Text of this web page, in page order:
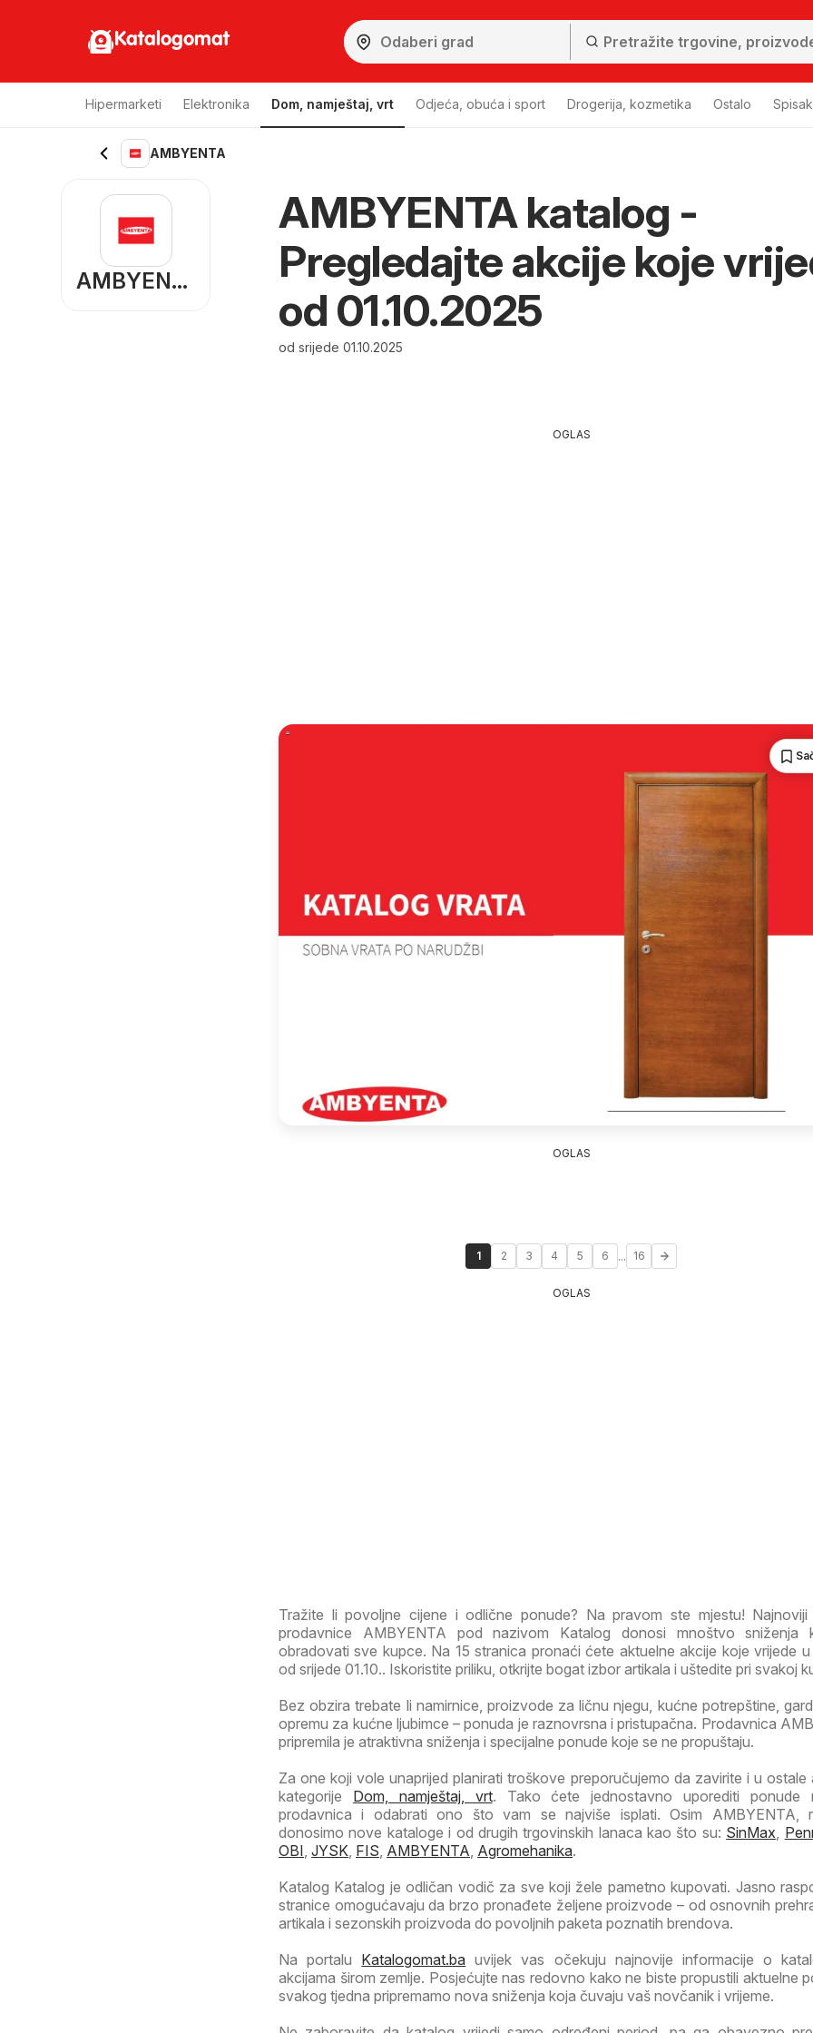
Katalogomat
Hipermarketi Elektronika Dom, namještaj, vrt Odjeća, obuća i sport Drogerija, kozmetika Ostalo
AMBYENTA
AMBYENTA katalog -
Pregledajte akcije koje
od 01.10.2025
od srijede 01.10.2025
OGLAS
OGLAS
1 2 3 4 5 6 ... 16
OGLAS
Tražite li povoljne cijene i odlične ponude? Na pravom ste mjestu! Najnoviji
prodavnice AMBYENTA pod nazivom Katalog donosi mnoštvo sniženja
obradovati sve kupce. Na 15 stranica pronaći ćete aktuelne akcije koje vrijede u
od srijede 01.10.. Iskoristite priliku, otkrijte bogat izbor artikala i uštedite pri svakoj
Bez obzira trebate li namirnice, proizvode za ličnu njegu, kućne potrepštine,
opremu za kućne ljubimce – ponuda je raznovrsna i pristupačna. Prodavnica
pripremila je atraktivna sniženja i specijalne ponude koje se ne propuštaju.
Za one koji vole unaprijed planirati troškove preporučujemo da zavirite i u ostale
kategorije Dom, namještaj, vrt. Tako ćete jednostavno uporediti ponude
prodavnica i odabrati ono što vam se najviše isplati. Osim AMBYENTA,
donosimo nove kataloge i od drugih trgovinskih lanaca kao što su: SinMax
OBI JYSK FIS AMBYENTA Agromehanika.
Katalog Katalog je odličan vodič za sve koji žele pametno kupovati. Jasno
stranice omogućavaju da brzo pronađete željene proizvode – od osnovnih
artikala i sezonskih proizvoda do povoljnih paketa poznatih brendova.
Na portalu Katalogomat.ba uvijek vas očekuju najnovije informacije o
akcijama širom zemlje. Posjećujte nas redovno kako ne biste propustili aktuelne
svakog tjedna pripremamo nova sniženja koja čuvaju vaš novčanik i vrijeme.
AMBYENTA